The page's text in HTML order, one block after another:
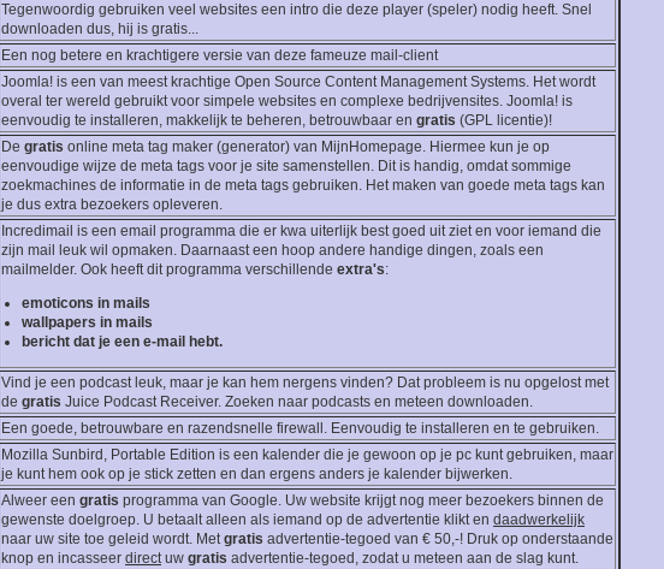
Tegenwoordig gebruiken veel websites een intro die deze player (speler) nodig heeft. Snel
downloaden dus, hij is gratis...
Een nog betere en krachtigere versie van deze fameuze mail-client
Joomla! is een van meest krachtige Open Source Content Management Systems. Het wordt
overal ter wereld gebruikt voor simpele websites en complexe bedrijvensites. Joomla! is
eenvoudig te installeren, makkelijk te beheren, betrouwbaar en gratis (GPL licentie)!
De gratis online meta tag maker (generator) van MijnHomepage. Hiermee kun je op
eenvoudige wijze de meta tags voor je site samenstellen. Dit is handig, omdat sommige
zoekmachines de informatie in de meta tags gebruiken. Het maken van goede meta tags kan
je dus extra bezoekers opleveren.
Incredimail is een email programma die er kwa uiterlijk best goed uit ziet en voor iemand die
zijn mail leuk wil opmaken. Daarnaast een hoop andere handige dingen, zoals een
mailmelder. Ook heeft dit programma verschillende extra's:
emoticons in mails
wallpapers in mails
bericht dat je een e-mail hebt.
Vind je een podcast leuk, maar je kan hem nergens vinden? Dat probleem is nu opgelost met
de gratis Juice Podcast Receiver. Zoeken naar podcasts en meteen downloaden.
Een goede, betrouwbare en razendsnelle firewall. Eenvoudig te installeren en te gebruiken.
Mozilla Sunbird, Portable Edition is een kalender die je gewoon op je pc kunt gebruiken, maar
je kunt hem ook op je stick zetten en dan ergens anders je kalender bijwerken.
Alweer een gratis programma van Google. Uw website krijgt nog meer bezoekers binnen de
gewenste doelgroep. U betaalt alleen als iemand op de advertentie klikt en daadwerkelijk
naar uw site toe geleid wordt. Metgratis advertentie-tegoed van € 50,-! Druk op onderstaande
knop en incasseer directuw gratis advertentie-tegoed, zodat u meteen aan de slag kunt.